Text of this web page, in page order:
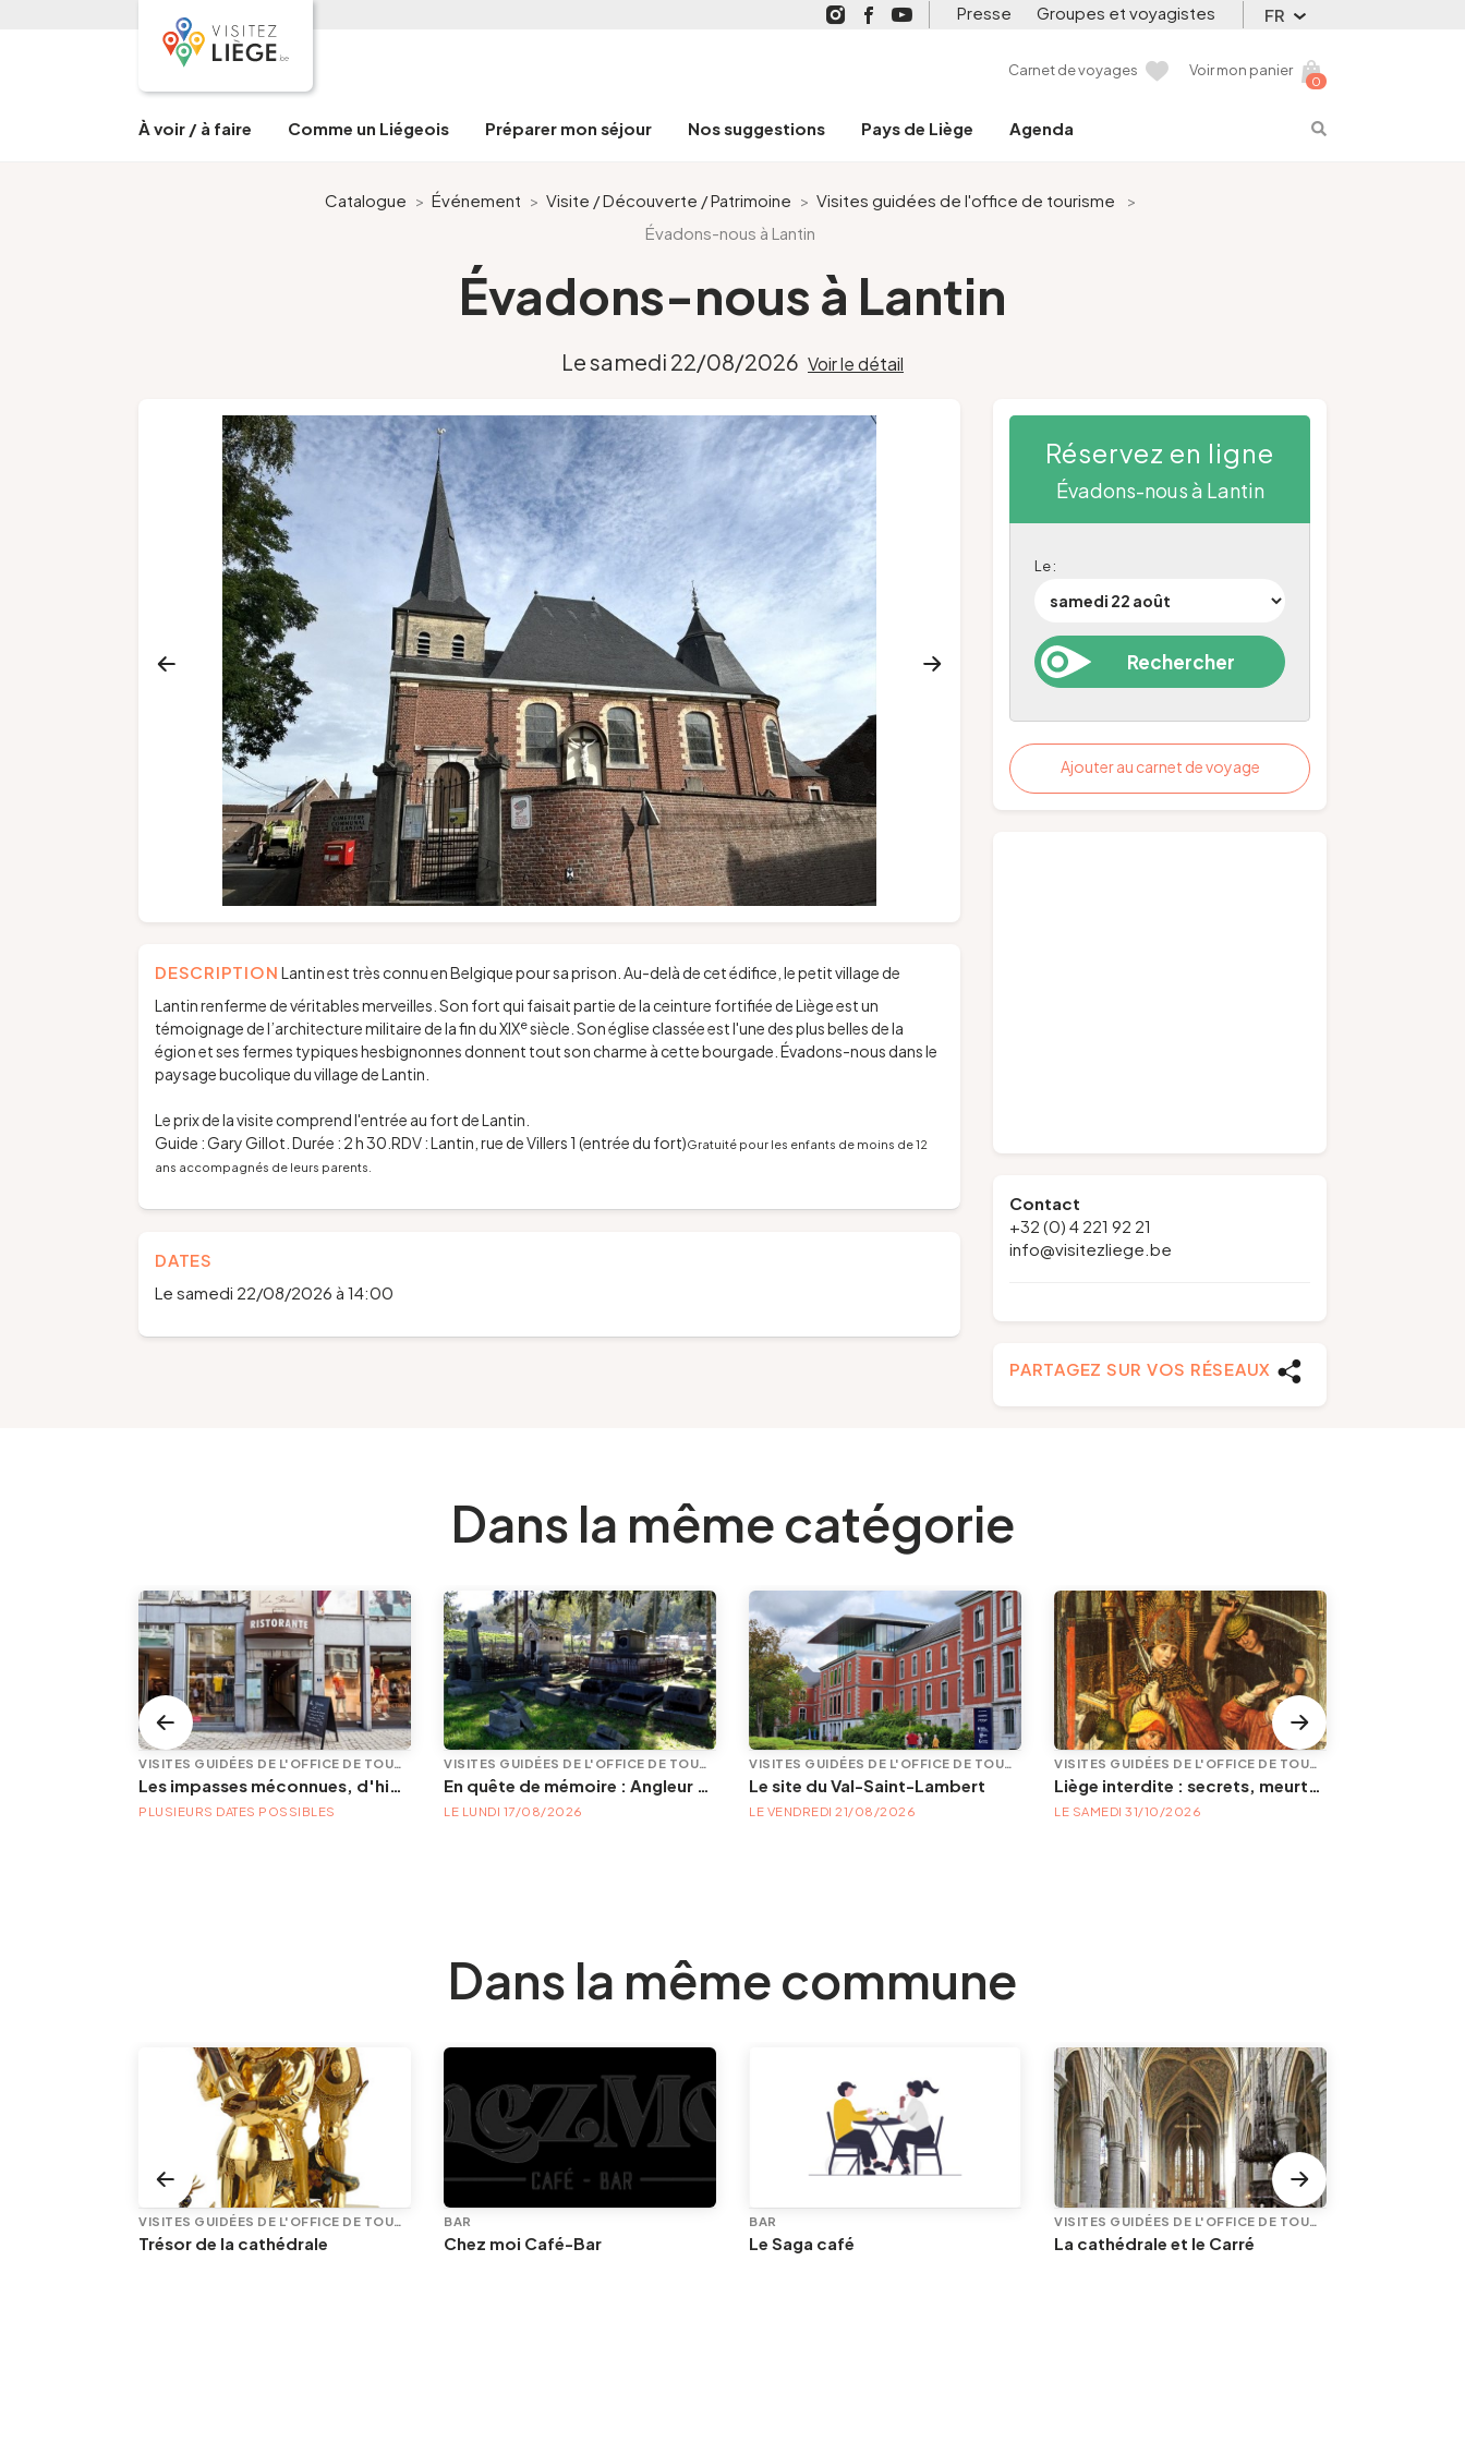
Presse Groupes et voyagistes FR
Carnet de voyages
0
Voir mon panier
À voir / à faire Comme un Liégeois Préparer mon séjour Nos suggestions Pays de Liège Agenda
Catalogue > Événement > Visite / Découverte / Patrimoine > Visites guidées de l'office de tourisme
>
Évadons-nous à Lantin
Évadons-nous à Lantin
Le samedi 22/08/2026 Voir le détail
DESCRIPTION Lantin est très connu en Belgique pour sa prison. Au-delà de cet édifice, le petit village de
Lantin renferme de véritables merveilles. Son fort qui faisait partie de la ceinture fortifiée de Liège est un
témoignage de l’architecture militaire de la fin du XIXesiècle. Son église classée est l'une des plus belles de la
égion et ses fermes typiques hesbignonnes donnent tout son charme à cette bourgade. Évadons-nous dans le
paysage bucolique du village de Lantin.
Le prix de la visite comprend l'entrée au fort de Lantin.
Guide : Gary Gillot. Durée : 2 h 30. RDV : Lantin, rue de Villers 1 (entrée du fort)Gratuité pour les enfants de moins de 12
ans accompagnés de leurs parents.
DATES
Le samedi 22/08/2026 à 14:00
Réservez en ligne
Évadons-nous à Lantin
Le :
Ajouter au carnet de voyage
Contact
+32 (0) 4 221 92 21
info@visitezliege.be
PARTAGEZ SUR VOS RÉSEAUX
Dans la même catégorie
VISITES GUIDÉES DE L'OFFICE DE TOURISME
Les impasses méconnues, d'hier et d'aujourd'hui
PLUSIEURS DATES POSSIBLES
VISITES GUIDÉES DE L'OFFICE DE TOURISME
En quête de mémoire : Angleur et son petit cimetière de la Diguette, promenade certes mortelle, mais bien vivante
LE LUNDI 17/08/2026
VISITES GUIDÉES DE L'OFFICE DE TOURISME
Le site du Val-Saint-Lambert
LE VENDREDI 21/08/2026
VISITES GUIDÉES DE L'OFFICE DE TOURISME
Liège interdite : secrets, meurtres et mystères
LE SAMEDI 31/10/2026
Dans la même commune
VISITES GUIDÉES DE L'OFFICE DE TOURISME
Trésor de la cathédrale
BAR
Chez moi Café-Bar
BAR
Le Saga café
VISITES GUIDÉES DE L'OFFICE DE TOURISME
La cathédrale et le Carré